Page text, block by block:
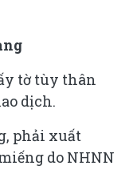
tờ tùy thân
dịch.
phải xuất
do NHNN